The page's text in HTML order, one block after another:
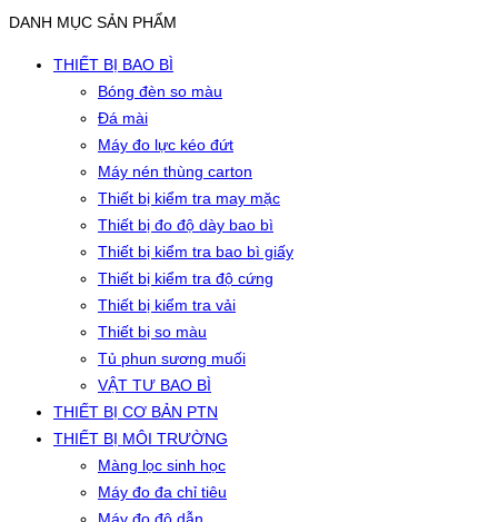
DANH MỤC SẢN PHẨM
THIẾT BỊ BAO BÌ
Bóng đèn so màu
Đá mài
Máy đo lực kéo đứt
Máy nén thùng carton
Thiết bị kiểm tra may mặc
Thiết bị đo độ dày bao bì
Thiết bị kiểm tra bao bì giấy
Thiết bị kiểm tra độ cứng
Thiết bị kiểm tra vải
Thiết bị so màu
Tủ phun sương muối
VẬT TƯ BAO BÌ
THIẾT BỊ CƠ BẢN PTN
THIẾT BỊ MÔI TRƯỜNG
Màng lọc sinh học
Máy đo đa chỉ tiêu